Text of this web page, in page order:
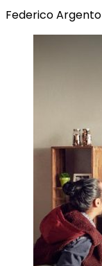
Federico Argento